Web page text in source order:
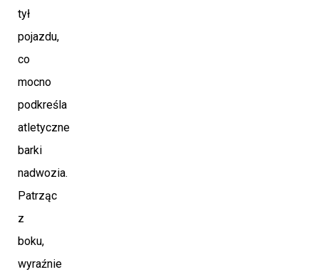
tył
pojazdu,
co
mocno
podkreśla
atletyczne
barki
nadwozia.
Patrząc
z
boku,
wyraźnie